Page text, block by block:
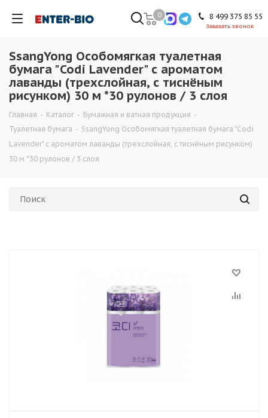
8 499 375 85 55
Заказать звонок
0
SsangYong Особомягкая туалетная
бумага "Codi Lavender" с ароматом
лаванды (трехслойная, с тиснёным
рисунком) 30 м *30 рулонов / 3 слоя
Главная - Каталог - Бумажная и ватная продукция -
Туалетная бумага - SsangYong Особомягкая туалетная бумага "Codi
Lavender" с ароматом лаванды (трехслойная, с тиснёным рисунком)
30 м *30 рулонов / 3 слоя